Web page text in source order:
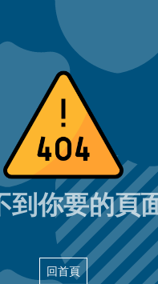
頁
到你要的頁
回首頁